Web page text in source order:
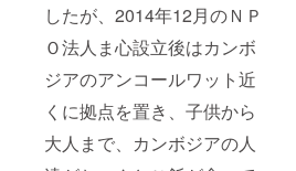
したが、2014年12月のＮＰ
Ｏ法人ま心設立後はカンボ
ジアのアンコールワット近
くに拠点を置き、子供から
大人まで、カンボジアの人